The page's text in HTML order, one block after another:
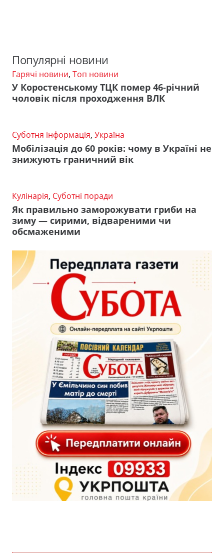
Популярні новини
Гарячі новини, Топ новини
У Коростенському ТЦК помер 46-річний
чоловік після проходження ВЛК
Суботня інформація, Україна
Мобілізація до 60 років: чому в Україні не
знижують граничний вік
Кулінарія, Суботні поради
Як правильно заморожувати гриби на
зиму — сирими, відвареними чи
обсмаженими